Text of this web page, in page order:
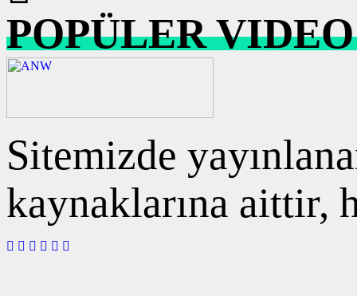
POPÜLER
Sitemizde
kaynaklarına aittir,